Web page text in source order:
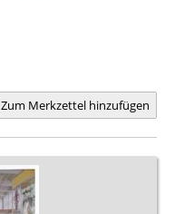
Zum Merkzettel hinzufügen